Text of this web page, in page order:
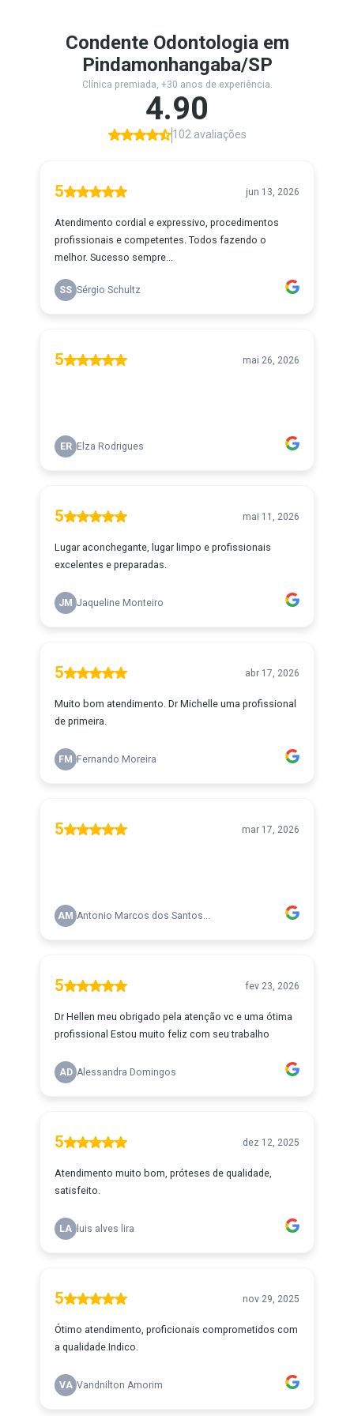
Condente Odontologia em
Pindamonhangaba/SP
Clínica premiada, +30 anos de experiência.
4.90
102 avaliações
5 jun 13, 2026
Atendimento cordial e expressivo, procedimentos
profissionais e competentes. Todos fazendo o
melhor. Sucesso sempre...
SS Sérgio Schultz
5 mai 26, 2026
ER Elza Rodrigues
5 mai 11, 2026
Lugar aconchegante, lugar limpo e profissionais
excelentes e preparadas.
JM Jaqueline Monteiro
5 abr 17, 2026
Muito bom atendimento. Dr Michelle uma profissional
de primeira.
FM Fernando Moreira
5 mar 17, 2026
AM Antonio Marcos dos Santos...
5 fev 23, 2026
Dr Hellen meu obrigado pela atenção vc e uma ótima
profissional Estou muito feliz com seu trabalho
AD Alessandra Domingos
5 dez 12, 2025
Atendimento muito bom, próteses de qualidade,
satisfeito.
LA luis alves lira
5 nov 29, 2025
Ótimo atendimento, proficionais comprometidos com
a qualidade.Indico.
VA Vandnilton Amorim